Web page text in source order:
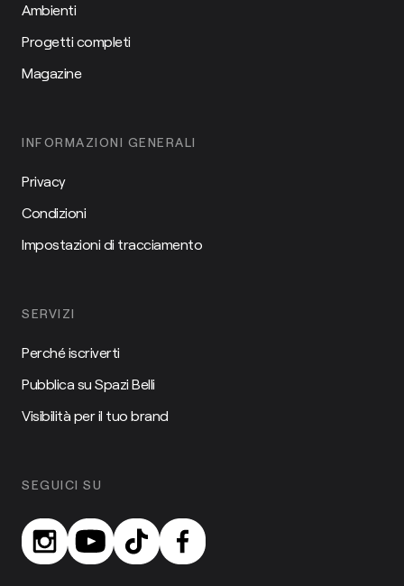
Ambienti
Progetti completi
Magazine
INFORMAZIONI GENERALI
Privacy
Condizioni
Impostazioni di tracciamento
SERVIZI
Perché iscriverti
Pubblica su Spazi Belli
Visibilità per il tuo brand
SEGUICI SU